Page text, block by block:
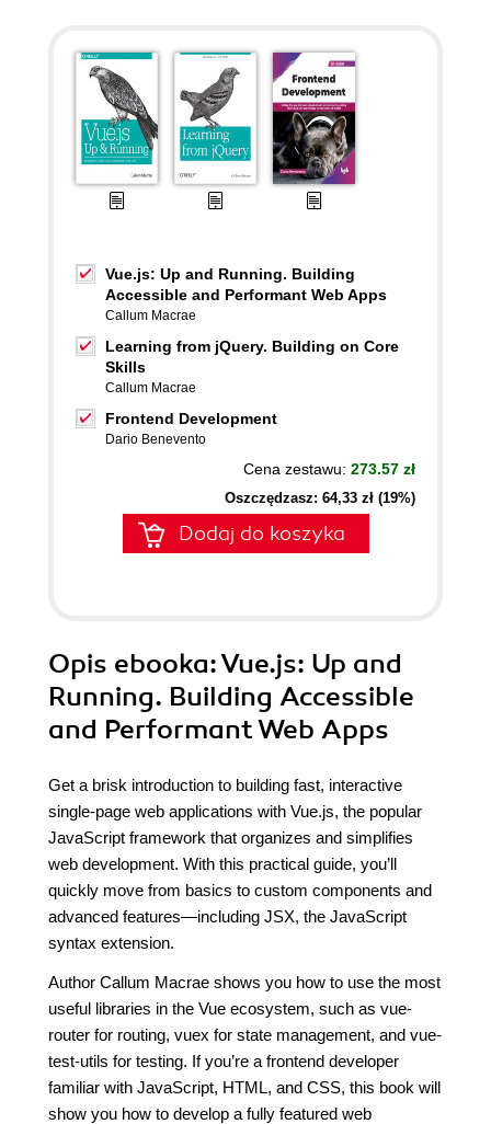
Vue.js: Up and Running. Building
Accessible and Performant Web Apps
Callum Macrae
Learning from jQuery. Building on Core
Skills
Callum Macrae
Frontend Development
Dario Benevento
Cena zestawu: 273.57 zł
Oszczędzasz: 64,33 zł (19%)
Dodaj do koszyka
Opis ebooka: Vue.js: Up and
Running. Building Accessible
and Performant Web Apps
Get a brisk introduction to building fast, interactive
single-page web applications with Vue.js, the popular
JavaScript framework that organizes and simplifies
web development. With this practical guide, you’ll
quickly move from basics to custom components and
advanced features—including JSX, the JavaScript
syntax extension.
Author Callum Macrae shows you how to use the most
useful libraries in the Vue ecosystem, such as vue-
router for routing, vuex for state management, and vue-
test-utils for testing. If you’re a frontend developer
familiar with JavaScript, HTML, and CSS, this book will
show you how to develop a fully featured web